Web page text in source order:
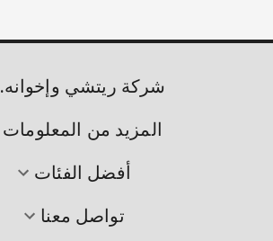
شركة ريتشي وإخوانه.
المزيد من المعلومات
أفضل الفئات
تواصل معنا